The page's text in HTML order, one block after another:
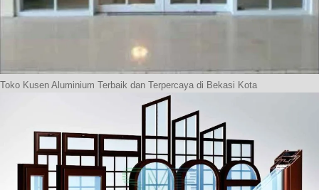
Toko Kusen Aluminium Terbaik dan Terpercaya di Bekasi Kota